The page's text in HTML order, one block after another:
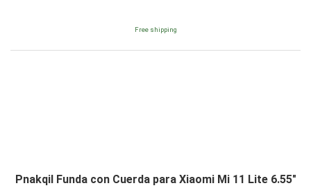
Free shipping
Pnakqil Funda con Cuerda para Xiaomi Mi 11 Lite 6.55"